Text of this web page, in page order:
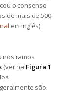
o consenso
de mais de 500
em inglês).
nos ramos
(ver na Figura 1
são